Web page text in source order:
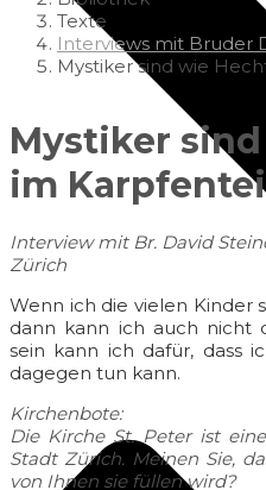
Texte
Interviews mit Bruder
Mystiker sind wie
Mystiker
im
Interview mit Br. David
Zürich
Wenn ich die vielen Kinder
dann kann ich auch nicht
sein kann ich dafür, dass
dagegen tun kann.
Kirchenbote:
Die Kirche St. Peter ist
Stadt Zürich. Meinen Sie,
von Ihnen sie füllen wird?